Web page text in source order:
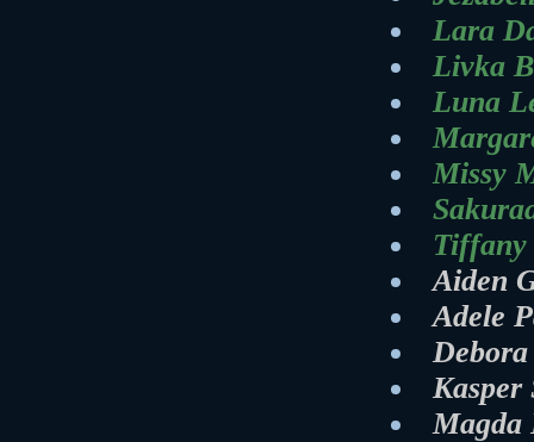
Lara
Livka
Luna
Missy
Tiffany
Aiden
Adele
Kasper
Magda